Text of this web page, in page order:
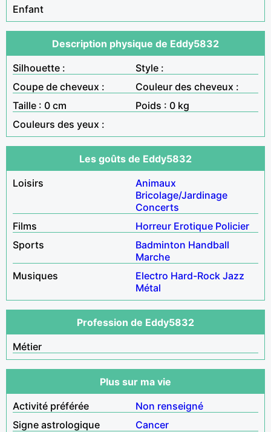
Enfant
Description physique de Eddy5832
Silhouette :
Style :
Coupe de cheveux :
Couleur des cheveux :
Taille : 0 cm
Poids : 0 kg
Couleurs des yeux :
Les goûts de Eddy5832
Loisirs
Animaux
Bricolage/Jardinage
Concerts
Films
Horreur Erotique Policier
Sports
Badminton Handball
Marche
Musiques
Electro Hard-Rock Jazz
Métal
Profession de Eddy5832
Métier
Plus sur ma vie
Activité préférée
Non renseigné
Signe astrologique
Cancer